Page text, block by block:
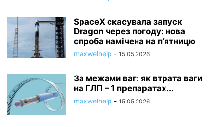
SpaceX скасувала запуск
Dragon через погоду: нова
спроба намічена на п’ятницю
maxwelhelp - 15.05.2026
За межами ваг: як втрата ваги
на ГЛП – 1 препаратах...
maxwelhelp - 15.05.2026